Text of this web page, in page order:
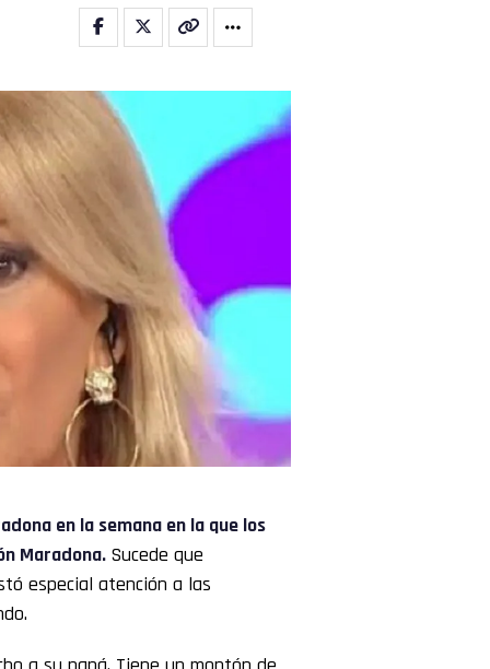
en la semana en la que los
Maradona. Sucede que
especial atención a las